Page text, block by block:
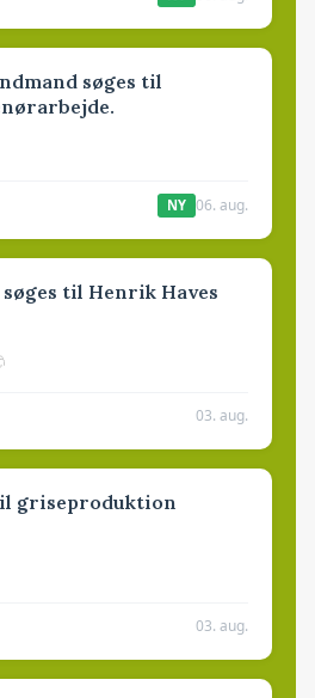
søges til
NY 06. aug.
til Henrik Haves
03. aug.
griseproduktion
03. aug.